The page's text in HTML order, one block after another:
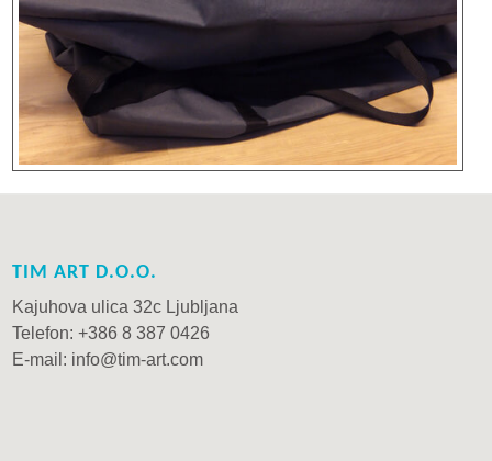
TIM ART D.O.O.
Kajuhova ulica 32c Ljubljana
Telefon: +386 8 387 0426
E-mail: info@tim-art.com